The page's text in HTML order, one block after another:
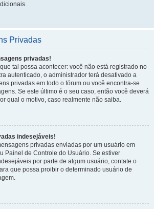
Privadas
privadas!
tal possa acontecer: você não está registrado no
autenticado, o administrador terá desativado a
privadas em todo o fórum ou você encontra-se
Se este último é o seu caso, então você deverá
qual o motivo, caso realmente não saiba.
indesejáveis!
privadas enviadas por um usuário em
Painel de Controle do Usuário. Se estiver
por parte de algum usuário, contate o
que possa proibir o determinado usuário de